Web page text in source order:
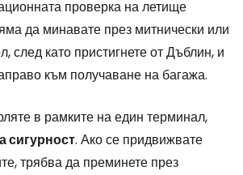
проверка на летище
да минавате през митнически или
след като пристигнете от Дъблин, и
към получаване на багажа.
в рамките на един терминал,
сигурност. Ако се придвижвате
трябва да преминете през